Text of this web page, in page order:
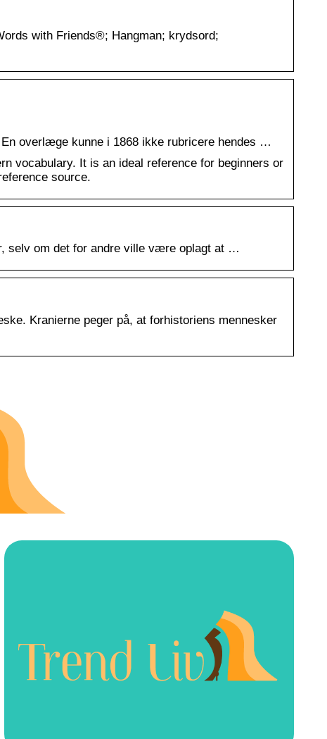
with Friends®; Hangman; krydsord;
overlæge kunne i 1868 ikke rubricere hendes …
vocabulary. It is an ideal reference for beginners or
source.
selv om det for andre ville være oplagt at …
Kranierne peger på, at forhistoriens mennesker